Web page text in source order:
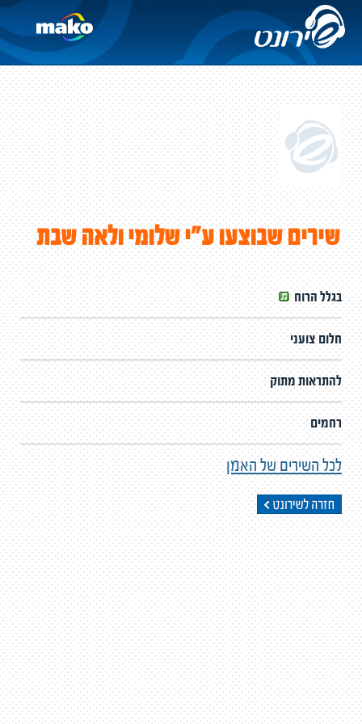
שירים שבוצעו ע"י שלומי ולאה שבת
בגלל הרוח
חלום צועני
להתראות מתוק
רחמים
לכל השירים של האמן